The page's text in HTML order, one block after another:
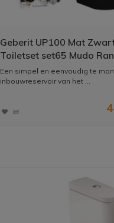
Geberit UP100 Mat
Toiletset set65 Mudo
Een simpel en eenvoudig te
inbouwreservoir van het ...